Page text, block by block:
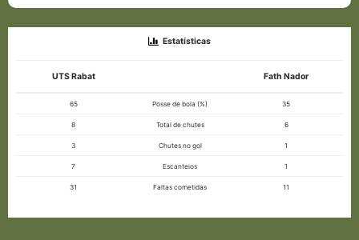
Estatísticas
UTS Rabat Fath Nador
65 Posse de bola (%) 35
8 Total de chutes 6
3 Chutes no gol 1
7 Escanteios 1
31 Faltas cometidas 11